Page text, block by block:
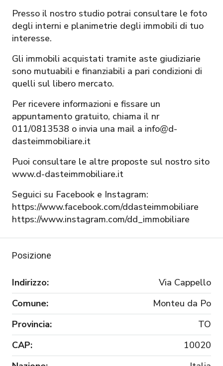
Presso il nostro studio potrai consultare le foto
degli interni e planimetrie degli immobili di tuo
interesse.
Gli immobili acquistati tramite aste giudiziarie
sono mutuabili e finanziabili a pari condizioni di
quelli sul libero mercato.
Per ricevere informazioni e fissare un
appuntamento gratuito, chiama il nr
011/0813538 o invia una mail a info@d-
dasteimmobiliare.it
Puoi consultare le altre proposte sul nostro sito
www.d-dasteimmobiliare.it
Seguici su Facebook e Instagram:
https://www.facebook.com/ddasteimmobiliare
https://www.instagram.com/dd_immobiliare
Posizione
Indirizzo:
Via Cappello
Comune:
Monteu da Po
Provincia:
TO
CAP:
10020